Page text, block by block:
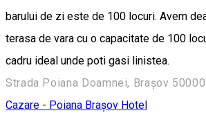
barului de zi este de 100 locuri. Avem
terasa de vara cu o capacitate de 100
cadru ideal unde poti gasi linistea.
Strada Poiana Doamnei, Brașov
Cazare - Poiana Brașov Hotel